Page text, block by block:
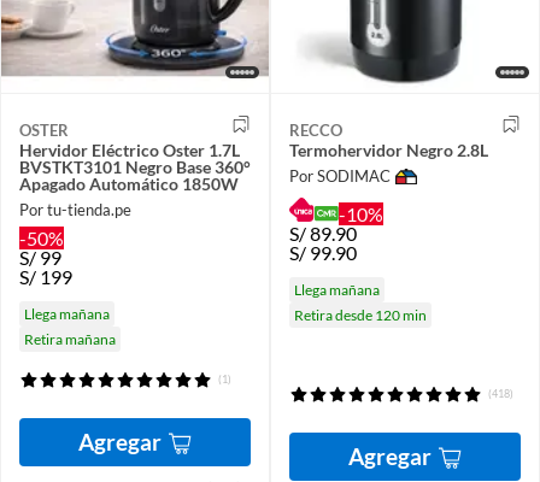
OSTER
Hervidor Eléctrico Oster 1.7L
BVSTKT3101 Negro Base 360°
Apagado Automático 1850W
Por tu-tienda.pe
-50%
S/ 99
S/ 199
Llega mañana
Retira mañana
(1)
Agregar
RECCO
Termohervidor Negro 2.8L
Por SODIMAC
-10%
S/89.90
S/ 99.90
Llega mañana
Retira desde 120 min
(418)
Agregar